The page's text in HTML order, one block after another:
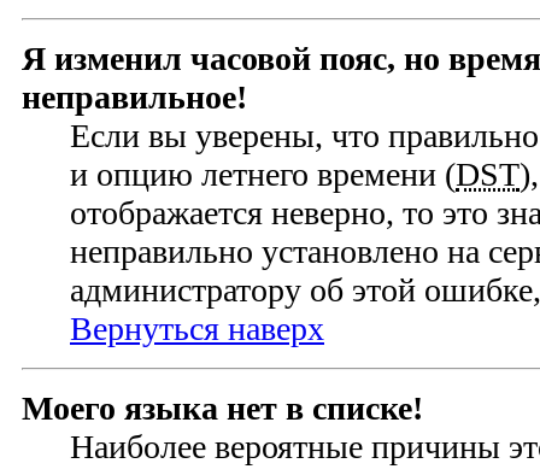
Я изменил часовой пояс, но
неправильное!
Если вы уверены, что
и опцию летнего времени (DST
отображается неверно, то это
неправильно установлено на
администратору об этой
Вернуться наверх
Моего языка нет в списке!
Наиболее вероятные причины